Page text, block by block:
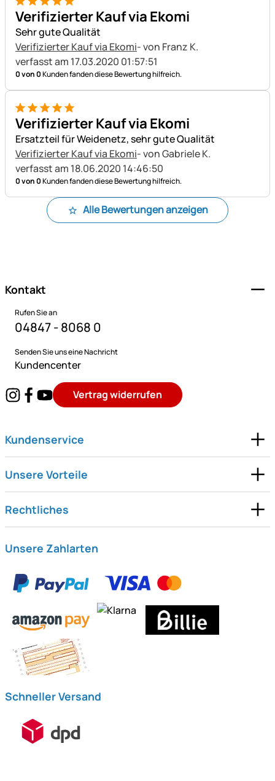
5 von 5
Verifizierter Kauf via Ekomi
Sehr gute Qualität
Verifizierter Kauf via Ekomi- von Franz K.
verfasst am 17.03.2020 01:57:51
0 von 0Kunden fanden diese Bewertung hilfreich.
5 von 5
Verifizierter Kauf via Ekomi
Ersatzteil für Weidenetz, sehr gute Qualität
Verifizierter Kauf via Ekomi- von Gabriele K.
verfasst am 18.06.2020 14:46:50
0 von 0Kunden fanden diese Bewertung hilfreich.
Alle Bewertungen anzeigen
Kontakt
Rufen Sie an
04847 - 8068 0
Senden Sie uns eine Nachricht
Kundencenter
Vertrag widerrufen
Kundenservice
Unsere Vorteile
Rechtliches
Unsere Zahlarten
Schneller Versand